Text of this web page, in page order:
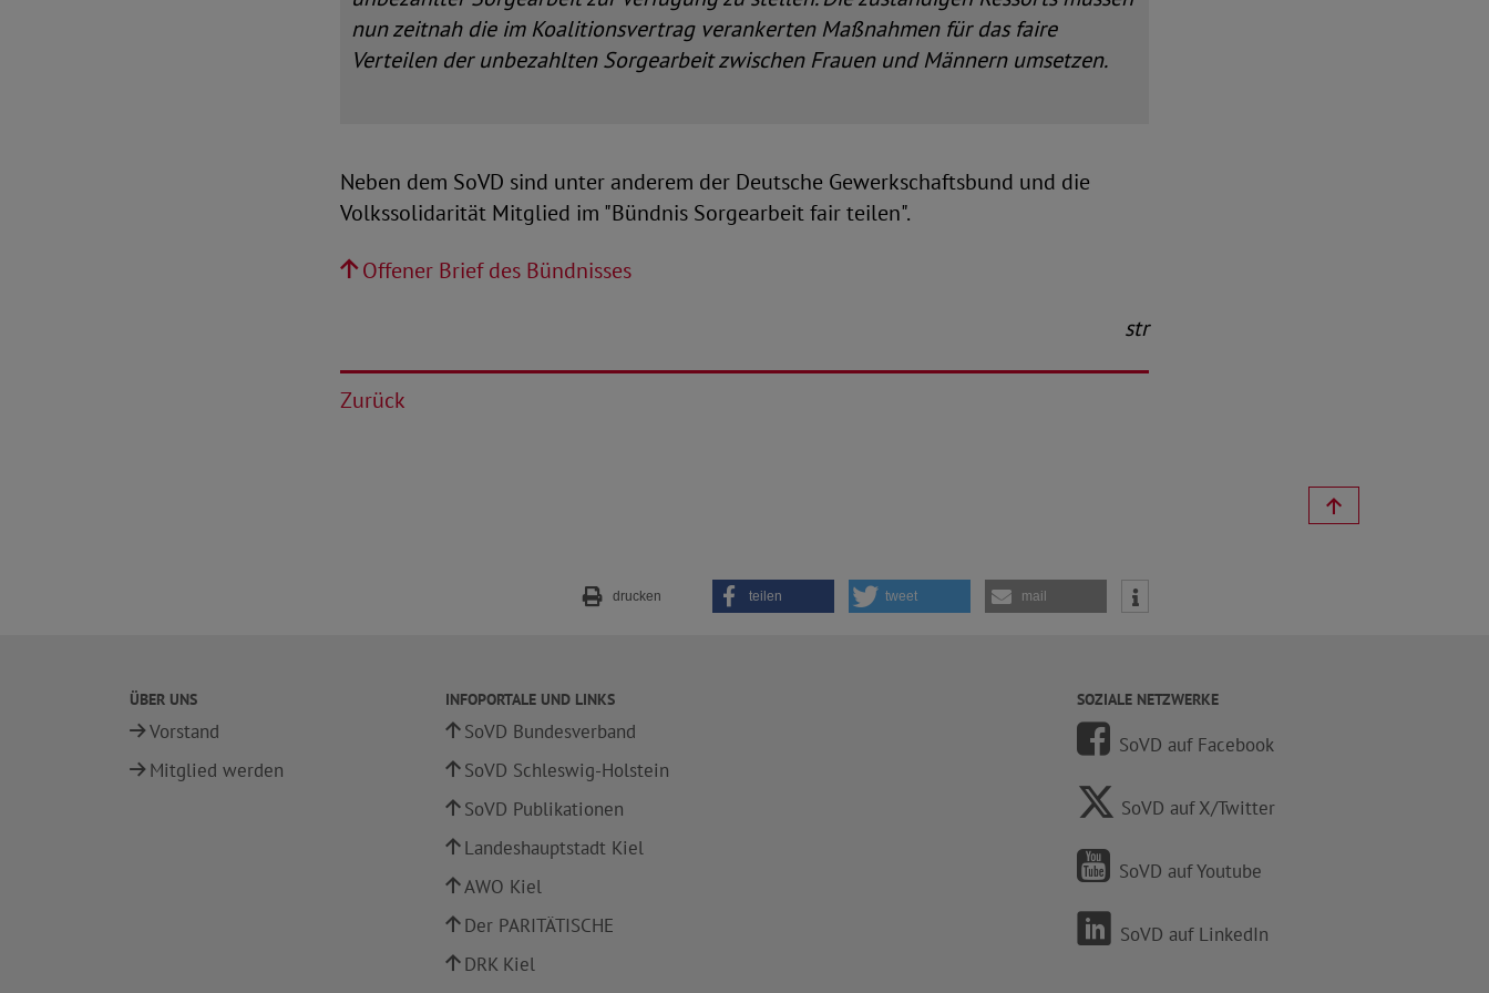
nun zeitnah die im Koalitionsvertrag verankerten Maßnahmen für das faire
Verteilen der unbezahlten Sorgearbeit zwischen Frauen und Männern umsetzen.
Neben dem SoVD sind unter anderem der Deutsche Gewerkschaftsbund und die
Volkssolidarität Mitglied im "Bündnis Sorgearbeit fair teilen".
Offener Brief des Bündnisses
str
Zurück
drucken teilen tweet mail
ÜBER UNS
Vorstand
Mitglied werden
INFOPORTALE UND LINKS
SoVD Bundesverband
SoVD Schleswig-Holstein
SoVD Publikationen
Landeshauptstadt Kiel
AWO Kiel
Der PARITÄTISCHE
DRK Kiel
SOZIALE NETZWERKE
SoVD auf Facebook
SoVD auf X/Twitter
SoVD auf Youtube
SoVD auf LinkedIn